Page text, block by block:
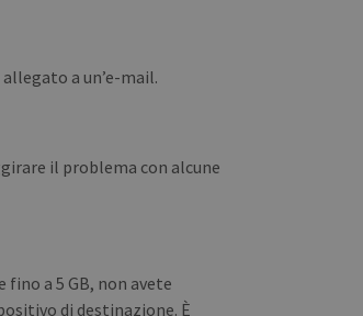
a un’e-mail.
il problema con alcune
a 5 GB, non avete
di destinazione. È